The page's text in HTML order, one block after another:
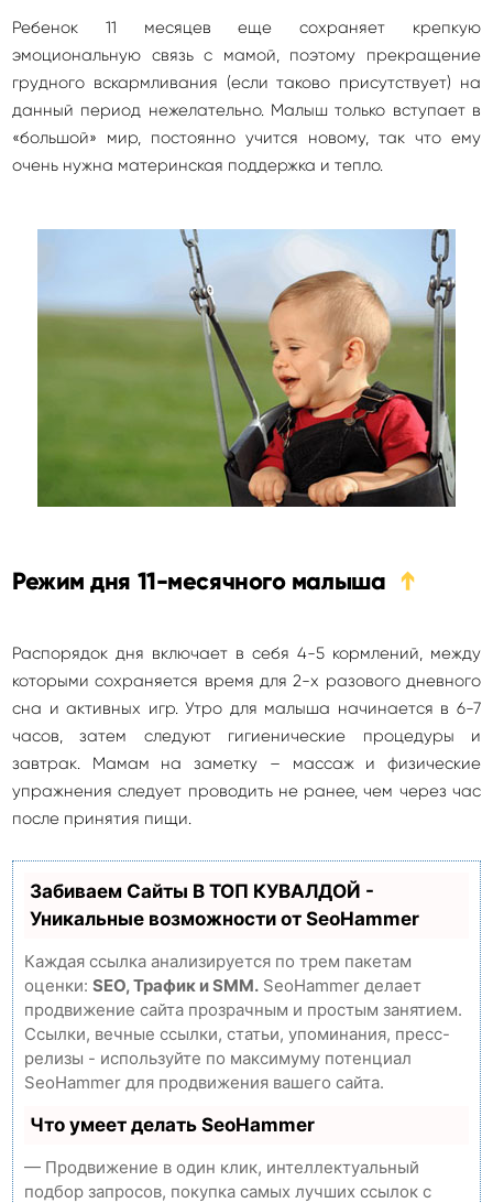
Ребенок 11 месяцев еще сохраняет крепкую
эмоциональную связь с мамой, поэтому прекращение
грудного вскармливания (если таково присутствует) на
данный период нежелательно. Малыш только вступает в
«большой» мир, постоянно учится новому, так что ему
очень нужна материнская поддержка и тепло.
Режим дня 11-месячного малыша ➔
Распорядок дня включает в себя 4-5 кормлений, между
которыми сохраняется время для 2-х разового дневного
сна и активных игр. Утро для малыша начинается в 6-7
часов, затем следуют гигиенические процедуры и
завтрак. Мамам на заметку – массаж и физические
упражнения следует проводить не ранее, чем через час
после принятия пищи.
Забиваем Сайты В ТОП КУВАЛДОЙ -
Уникальные возможности от SeoHammer
Каждая ссылка анализируется по трем пакетам
оценки: SEO, Трафик и SMM. SeoHammer делает
продвижение сайта прозрачным и простым занятием.
Ссылки, вечные ссылки, статьи, упоминания, пресс-
релизы - используйте по максимуму потенциал
SeoHammer для продвижения вашего сайта.
Что умеет делать SeoHammer
— Продвижение в один клик, интеллектуальный
подбор запросов, покупка самых лучших ссылок с